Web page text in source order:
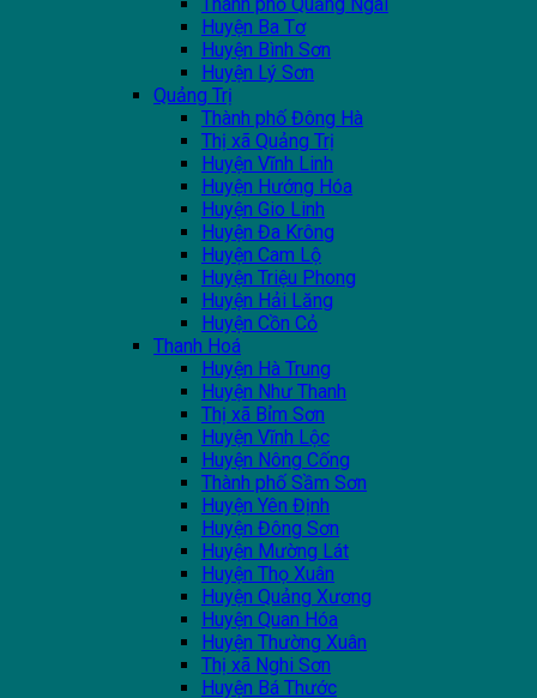
Huyện Ba Tơ
Huyện Bình Sơn
Huyện Lý Sơn
Quảng Trị
Thành phố Đông Hà
Thị xã Quảng Trị
Huyện Vĩnh Linh
Huyện Hướng Hóa
Huyện Gio Linh
Huyện Đa Krông
Huyện Cam Lộ
Huyện Triệu Phong
Huyện Hải Lăng
Huyện Cồn Cỏ
Thanh Hoá
Huyện Hà Trung
Huyện Như Thanh
Thị xã Bỉm Sơn
Huyện Vĩnh Lộc
Huyện Nông Cống
Thành phố Sầm Sơn
Huyện Yên Định
Huyện Đông Sơn
Huyện Mường Lát
Huyện Thọ Xuân
Huyện Quảng Xương
Huyện Quan Hóa
Huyện Thường Xuân
Thị xã Nghi Sơn
Huyện Bá Thước